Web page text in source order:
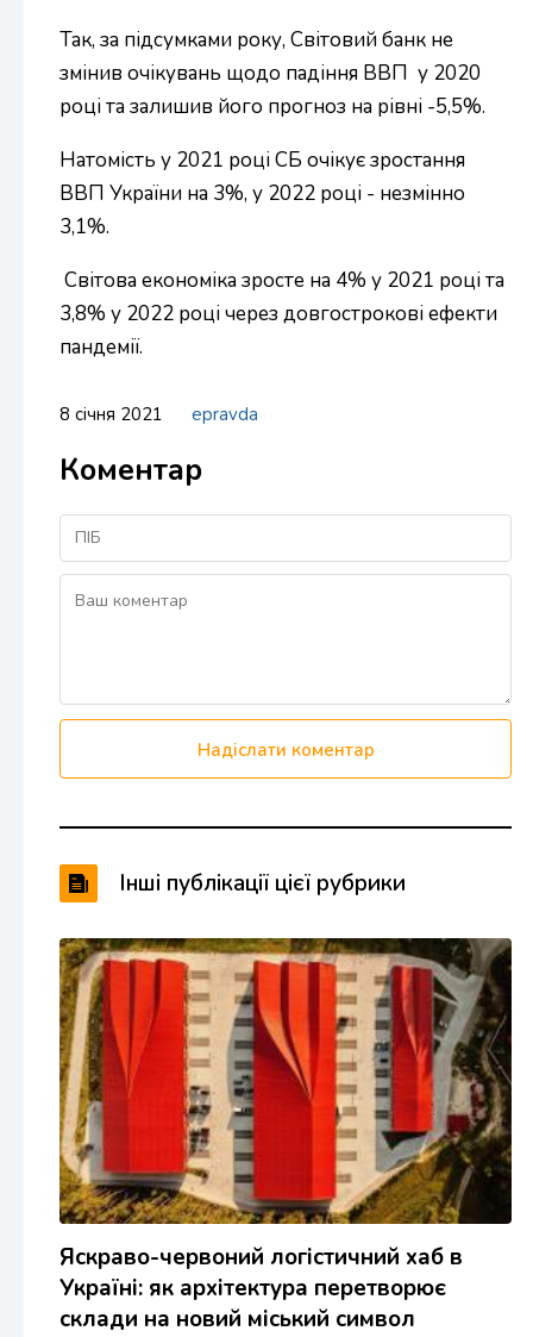
Так, за підсумками року, Світовий банк не
змінив очікувань щодо падіння ВВП у 2020
році та залишив його прогноз на рівні -5,5%.
Натомість у 2021 році СБ очікує зростання
ВВП України на 3%, у 2022 році - незмінно
3,1%.
Світова економіка зросте на 4% у 2021 році та
3,8% у 2022 році через довгострокові ефекти
пандемії.
8 січня 2021 epravda
Коментар
Надіслати коментар
Інші публікації цієї рубрики
Яскраво-червоний логістичний хаб в
Україні: як архітектура перетворює
склади на новий міський символ